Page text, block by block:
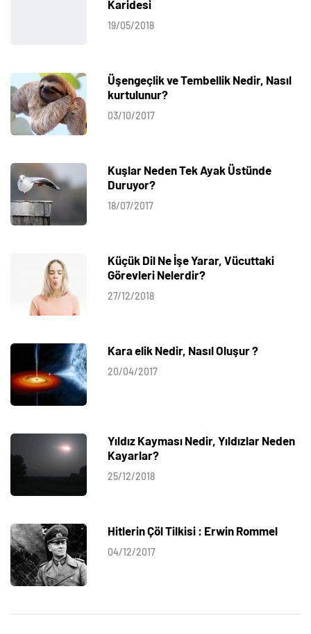
Karidesi
19/05/2018
Üşengeçlik ve Tembellik Nedir, Nasıl
kurtulunur?
03/10/2017
Kuşlar Neden Tek Ayak Üstünde
Duruyor?
18/07/2017
Küçük Dil Ne İşe Yarar, Vücuttaki
Görevleri Nelerdir?
27/12/2018
Kara elik Nedir, Nasıl Oluşur ?
20/04/2017
Yıldız Kayması Nedir, Yıldızlar Neden
Kayarlar?
25/12/2018
Hitlerin Çöl Tilkisi : Erwin Rommel
04/12/2017